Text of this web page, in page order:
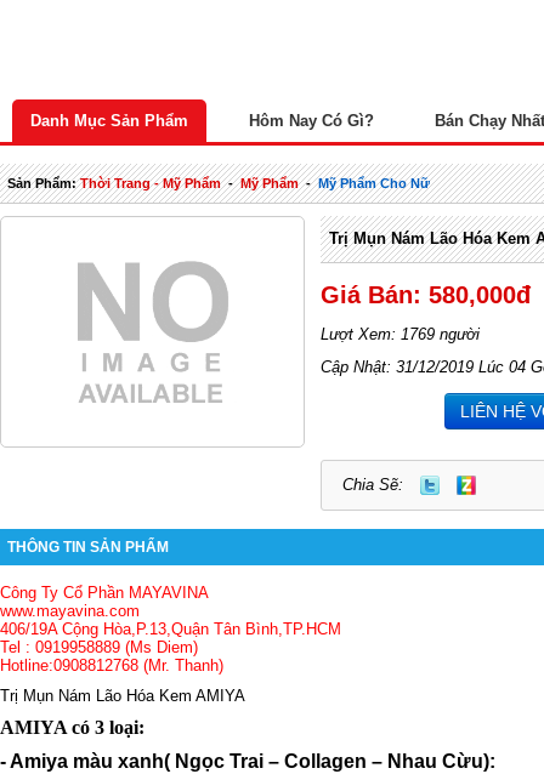
Danh Mục Sản Phẩm Hôm Nay Có Gì? Bán Chạy Nhất
Sản Phẩm:Thời Trang - Mỹ Phẩm-Mỹ Phẩm-Mỹ Phẩm Cho Nữ
Trị Mụn Nám Lão Hóa Kem
Giá Bán: 580,000đ
Lượt Xem: 1769 người
Cập Nhật: 31/12/2019 Lúc 04
LIÊN HỆ
Chia Sẽ:
THÔNG TIN SẢN PHẨM
Công Ty Cổ Phần MAYAVINA
www.mayavina.com
406/19A Cộng Hòa,P.13,Quận Tân Bình,TP.HCM
Tel : 0919958889 (Ms Diem)
Hotline:0908812768 (Mr. Thanh)
Trị Mụn Nám Lão Hóa Kem AMIYA
AMIYA có 3 loại:
- Amiya màu xanh( Ngọc Trai – Collagen – Nhau Cừu):